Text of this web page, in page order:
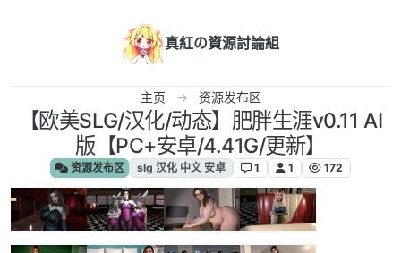
真紅の資源討論組
主页 资源发布区
【欧美SLG/汉化/动态】肥胖生涯v0.11 AI
版【PC+安卓/4.41G/更新】
资源发布区 slg 汉化 中文 安卓 1 1 172